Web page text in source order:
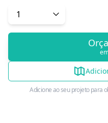
Adicione ao seu projeto para